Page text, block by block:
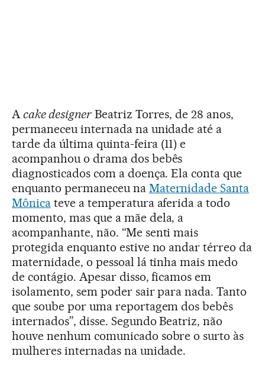
Acake designerBeatriz Torres, de 28 anos,
permaneceu internada na unidade até a
tarde da última quinta-feira (11) e
acompanhou o drama dos bebês
diagnosticados com a doença. Ela conta que
enquanto permaneceu na Maternidade Santa
Mônicateve a temperatura aferida a todo
momento, mas que a mãe dela, a
acompanhante, não. “Me senti mais
protegida enquanto estive no andar térreo da
maternidade, o pessoal lá tinha mais medo
de contágio. Apesar disso, ficamos em
isolamento, sem poder sair para nada. Tanto
que soube por uma reportagem dos bebês
internados”, disse. Segundo Beatriz, não
houve nenhum comunicado sobre o surto às
mulheres internadas na unidade.